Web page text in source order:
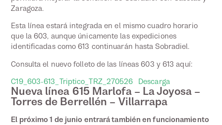
Zaragoza.
Esta línea estará integrada en el mismo cuadro horario
que la 603, aunque únicamente las expediciones
identificadas como 613 continuarán hasta Sobradiel.
Consulta el nuevo folleto de las líneas 603 y 613 aquí:
C19_603-613_Triptico_TRZ_270526 Descarga
Nueva línea 615 Marlofa – La Joyosa –
Torres de Berrellén – Villarrapa
El próximo 1 de junio entrará también en funcionamiento